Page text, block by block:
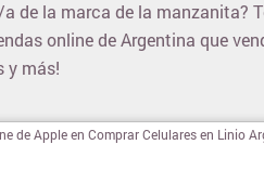
de la marca de la manzanita?
online de Argentina que
y más!